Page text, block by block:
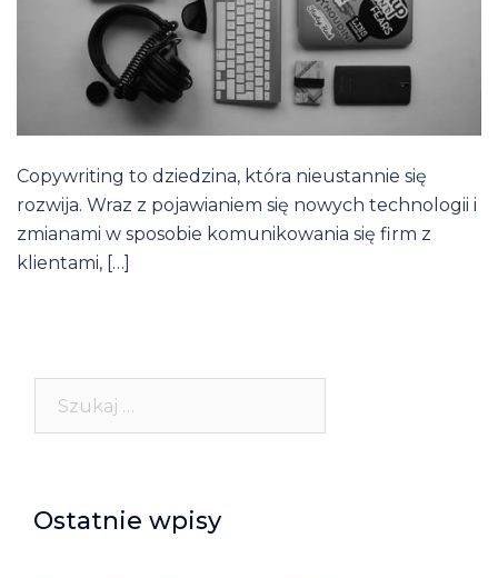
Copywriting to dziedzina, która nieustannie się
rozwija. Wraz z pojawianiem się nowych technologii i
zmianami w sposobie komunikowania się firm z
klientami, […]
Ostatnie wpisy